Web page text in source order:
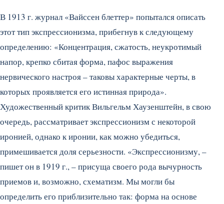
В 1913 г. журнал «Вайссен блеттер» попытался описать
этот тип экспрессионизма, прибегнув к следующему
определению: «Концентрация, сжатость, неукротимый
напор, крепко сбитая форма, пафос выражения
нервического настроя – таковы характерные черты, в
которых проявляется его истинная природа».
Художественный критик Вильгельм Хаузенштейн, в свою
очередь, рассматривает экспрессионизм с некоторой
иронией, однако к иронии, как можно убедиться,
примешивается доля серьезности. «Экспрессионизму, –
пишет он в 1919 г., – присуща своего рода вычурность
приемов и, возможно, схематизм. Мы могли бы
определить его приблизительно так: форма на основе